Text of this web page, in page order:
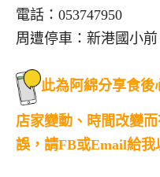
電話：053747950
周遭停車：新港國小
此為阿綿分享食後
店家變動、時間改變
誤，請FB或Email給我